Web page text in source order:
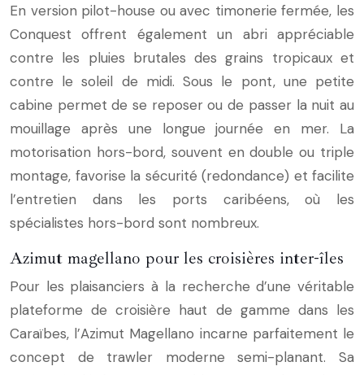
En version pilot-house ou avec timonerie fermée, les
Conquest offrent également un abri appréciable
contre les pluies brutales des grains tropicaux et
contre le soleil de midi. Sous le pont, une petite
cabine permet de se reposer ou de passer la nuit au
mouillage après une longue journée en mer. La
motorisation hors-bord, souvent en double ou triple
montage, favorise la sécurité (redondance) et facilite
l’entretien dans les ports caribéens, où les
spécialistes hors-bord sont nombreux.
Azimut magellano pour les croisières inter-îles
Pour les plaisanciers à la recherche d’une véritable
plateforme de croisière haut de gamme dans les
Caraïbes, l’Azimut Magellano incarne parfaitement le
concept de trawler moderne semi-planant. Sa